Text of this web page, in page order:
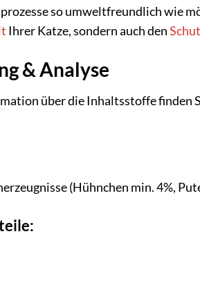
so umweltfreundlich wie
Ihrer Katze, sondern auch den
& Analyse
über die Inhaltsstoffe finden
(Hühnchen min. 4%,